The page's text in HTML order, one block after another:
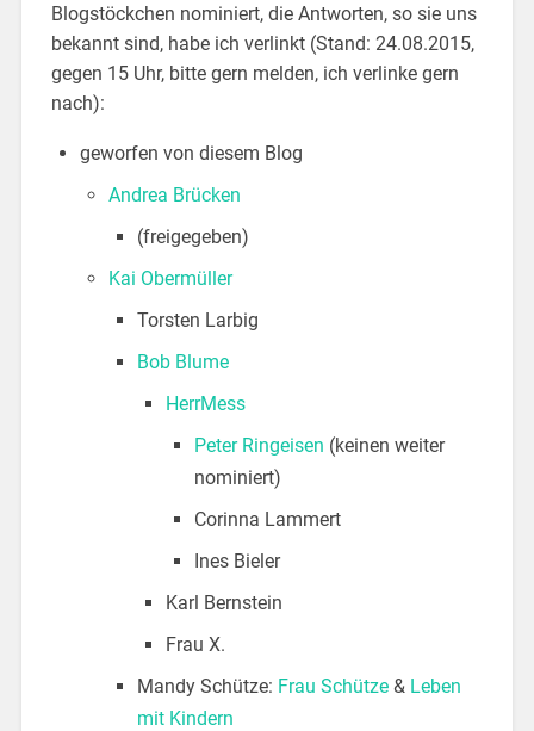
Blogstöckchen nominiert, die Antworten, so sie uns
bekannt sind, habe ich verlinkt (Stand: 24.08.2015,
gegen 15 Uhr, bitte gern melden, ich verlinke gern
nach):
geworfen von diesem Blog
Andrea Brücken
(freigegeben)
Kai Obermüller
Torsten Larbig
Bob Blume
HerrMess
Peter Ringeisen (keinen weiter
nominiert)
Corinna Lammert
Ines Bieler
Karl Bernstein
Frau X.
Mandy Schütze: Frau Schütze& Leben
mit Kindern